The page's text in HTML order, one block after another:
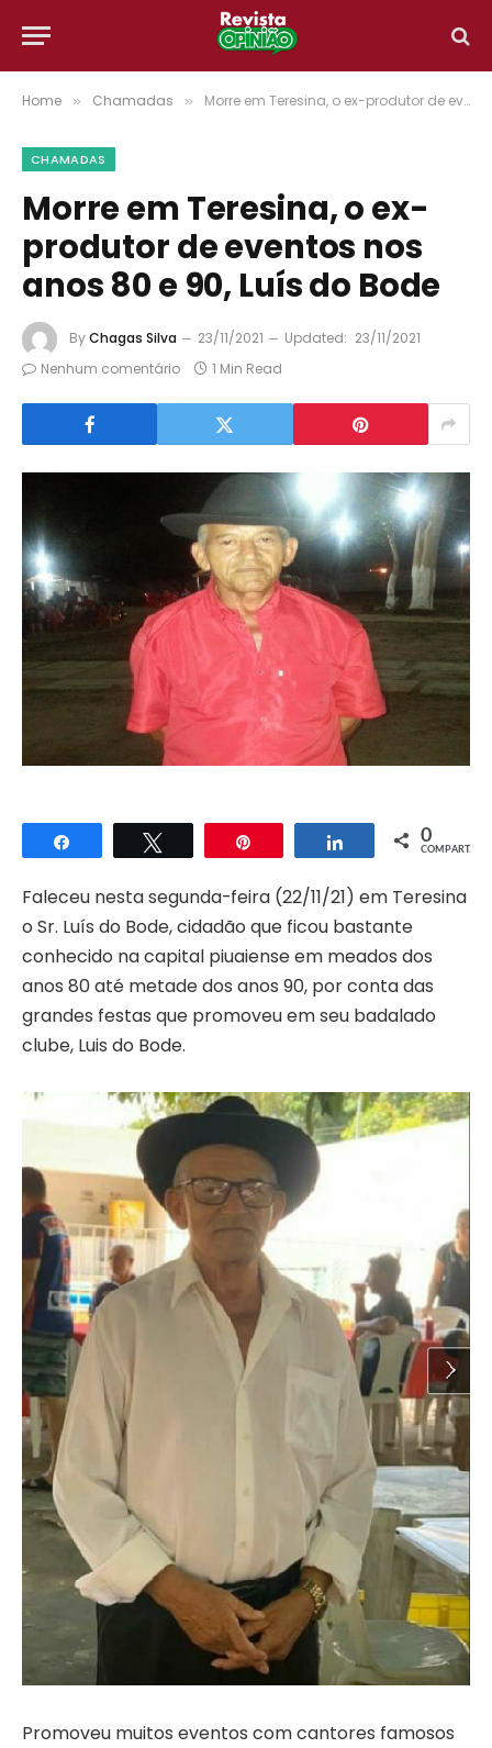
Home » Chamadas » Morre em Teresina, o ex-produtor de eventos nos anos 80 e 90, Luís do Bode
CHAMADAS
Morre em Teresina, o ex-
produtor de eventos nos
anos 80 e 90, Luís do Bode
ByChagas Silva 23/11/2021 Updated: 23/11/2021
Nenhum comentário
1 Min Read
Compartilhar Compartilhar
0
COMPART.
Faleceu nesta segunda-feira (22/11/21) em Teresina
o Sr. Luís do Bode, cidadão que ficou bastante
conhecido na capital piuaiense em meados dos
anos 80 até metade dos anos 90, por conta das
grandes festas que promoveu em seu badalado
clube, Luis do Bode.
Promoveu muitos eventos com cantores famosos